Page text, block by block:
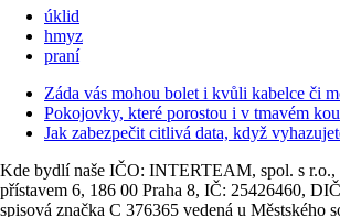
úklid
hmyz
praní
Záda vás mohou bolet i kvůli kabelce či
Pokojovky, které porostou i v tmavém
Jak zabezpečit citlivá data, když
Kde bydlí naše IČO: INTERTEAM, spol. s
přístavem 6, 186 00 Praha 8, IČ: 25426460,
spisová značka C 376365 vedená u Městského